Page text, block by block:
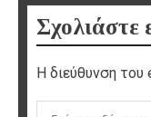
Σχολιάστε
Η διεύθυνση του